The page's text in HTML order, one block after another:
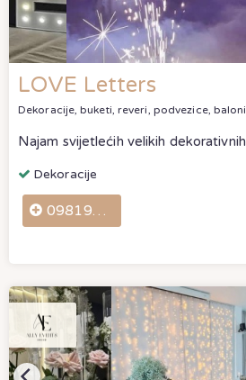
LOVE Letters
Dekoracije, buketi, reveri, podvezice, baloni
Dekoracije
0981976550